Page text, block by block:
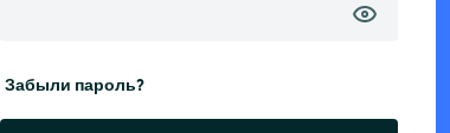
Забыли пароль?